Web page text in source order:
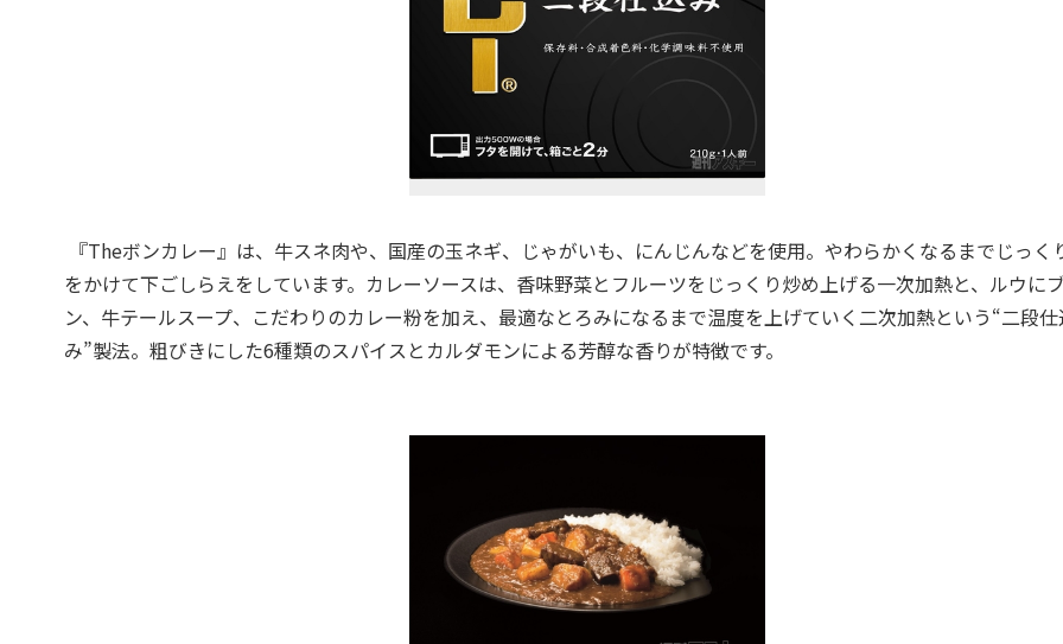
『Theボンカレー』は、牛スネ肉や、国産の玉ネギ、じゃがいも、にんじんなどを使用。やわらかくなるまでじっく
をかけて下ごしらえをしています。カレーソースは、香味野菜とフルーツをじっくり炒め上げる一次加熱と、ルウに
ン、牛テールスープ、こだわりのカレー粉を加え、最適なとろみになるまで温度を上げていく二次加熱という“二段
み”製法。粗びきにした6種類のスパイスとカルダモンによる芳醇な香りが特徴です。